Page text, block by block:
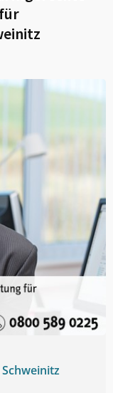
Schweinitz